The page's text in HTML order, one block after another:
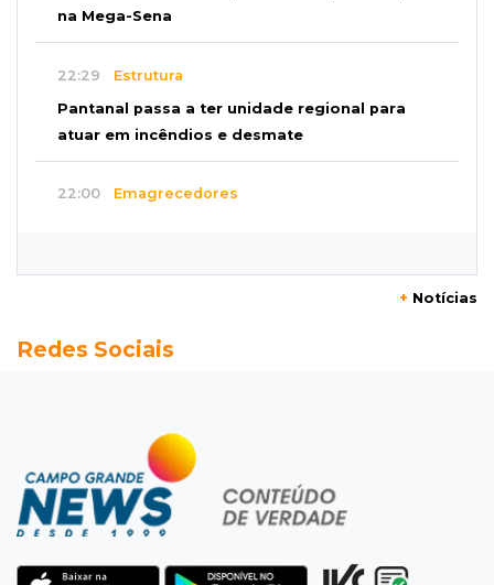
na Mega-Sena
22:29 Estrutura
Pantanal passa a ter unidade regional para
atuar em incêndios e desmate
22:00 Emagrecedores
Granizo danifica telhados e plantações
Agregado
Inter perde para o Corinthians mas avança às
quartas da Copa do Brasil
Vitória goleia Athletico-PR por 4 a 0 e avança
+ Notícias
Redes Sociais